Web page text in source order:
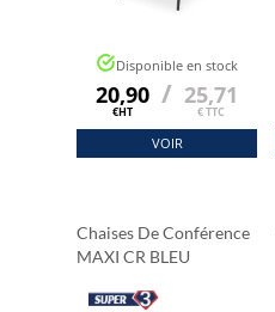
Disponible en stock
20,90
€HT
/ 25,71
€ TTC
VOIR
Chaises De Conférence
MAXI CR BLEU